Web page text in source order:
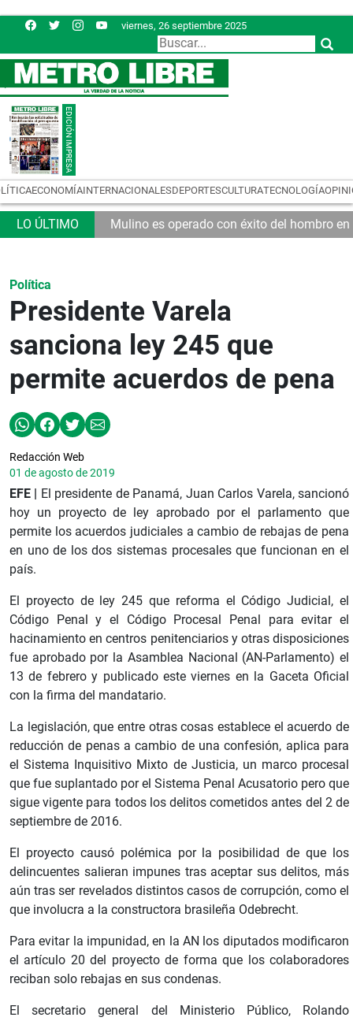
viernes, 26 septiembre 2025
ECONOMÍAINTERNACIONALESDEPORTESCULTURATECNOLOGÍA
están regulados Mulino es operado con éxito del hombro en
Política
Presidente Varela
sanciona ley 245 que
permite acuerdos de pena
Redacción Web
01 de agosto de 2019
EFE | El presidente de Panamá, Juan Carlos Varela, sancionó
hoy un proyecto de ley aprobado por el parlamento que
permite los acuerdos judiciales a cambio de rebajas de pena
en uno de los dos sistemas procesales que funcionan en el
país.
El proyecto de ley 245 que reforma el Código Judicial, el
Código Penal y el Código Procesal Penal para evitar el
hacinamiento en centros penitenciarios y otras disposiciones
fue aprobado por la Asamblea Nacional (AN-Parlamento) el
13 de febrero y publicado este viernes en la Gaceta Oficial
con la firma del mandatario.
La legislación, que entre otras cosas establece el acuerdo de
reducción de penas a cambio de una confesión, aplica para
el Sistema Inquisitivo Mixto de Justicia, un marco procesal
que fue suplantado por el Sistema Penal Acusatorio pero que
sigue vigente para todos los delitos cometidos antes del 2 de
septiembre de 2016.
El proyecto causó polémica por la posibilidad de que los
delincuentes salieran impunes tras aceptar sus delitos, más
aún tras ser revelados distintos casos de corrupción, como el
que involucra a la constructora brasileña Odebrecht.
Para evitar la impunidad, en la AN los diputados modificaron
el artículo 20 del proyecto de forma que los colaboradores
reciban solo rebajas en sus condenas.
El secretario general del Ministerio Público, Rolando